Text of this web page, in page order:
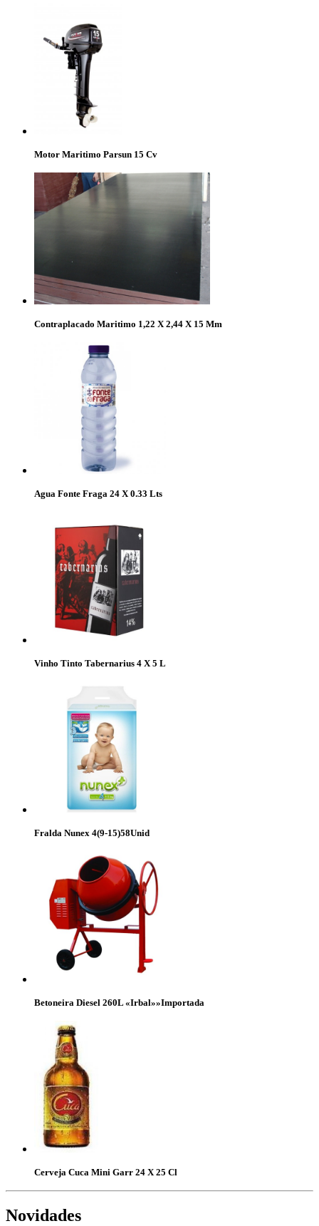
Motor Maritimo Parsun 15 Cv
Contraplacado Maritimo 1,22 X 2,44 X 15 Mm
Agua Fonte Fraga 24 X 0.33 Lts
Vinho Tinto Tabernarius 4 X 5 L
Fralda Nunex 4(9-15)58Unid
Betoneira Diesel 260L «Irbal»»Importada
Cerveja Cuca Mini Garr 24 X 25 Cl
Novidades